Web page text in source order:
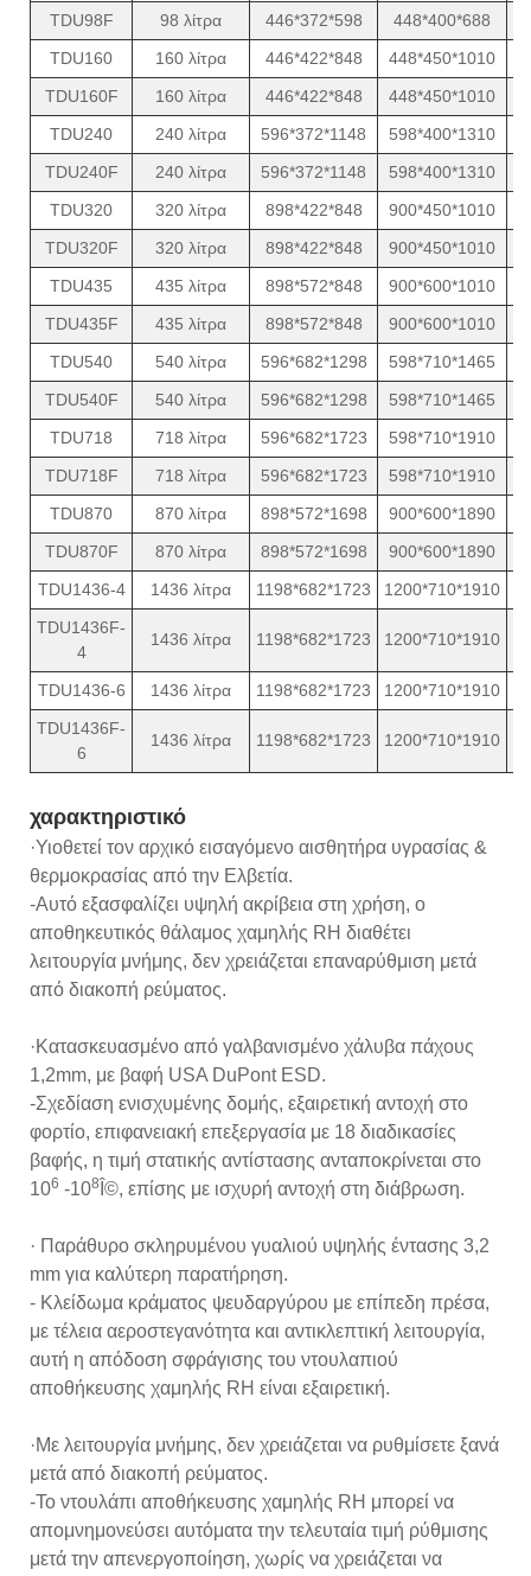
TDU98F
98 λίτρα 446*372*598 448*400*688
TDU160
160 λίτρα 446*422*848 448*450*1010
TDU160F
160 λίτρα 446*422*848 448*450*1010
TDU240
240 λίτρα 596*372*1148 598*400*1310
TDU240F
240 λίτρα 596*372*1148 598*400*1310
TDU320
320 λίτρα 898*422*848 900*450*1010
TDU320F
320 λίτρα 898*422*848 900*450*1010
TDU435
435 λίτρα 898*572*848 900*600*1010
TDU435F
435 λίτρα 898*572*848 900*600*1010
TDU540
540 λίτρα 596*682*1298 598*710*1465
TDU540F
540 λίτρα 596*682*1298 598*710*1465
TDU718
718 λίτρα 596*682*1723 598*710*1910
TDU718F
718 λίτρα 596*682*1723 598*710*1910
TDU870
870 λίτρα 898*572*1698 900*600*1890
TDU870F
870 λίτρα 898*572*1698 900*600*1890
TDU1436-4
1436 λίτρα 1198*682*1723 1200*710*1910
TDU1436F-
4
1436 λίτρα 1198*682*1723 1200*710*1910
TDU1436-6 1436 λίτρα 1198*682*1723 1200*710*1910
TDU1436F-
6
1436 λίτρα 1198*682*1723 1200*710*1910
χαρακτηριστικό
·Υιοθετεί τον αρχικό εισαγόμενο αισθητήρα υγρασίας &
θερμοκρασίας από την Ελβετία.
-Αυτό εξασφαλίζει υψηλή ακρίβεια στη χρήση, ο
αποθηκευτικός θάλαμος χαμηλής RH διαθέτει
λειτουργία μνήμης, δεν χρειάζεται επαναρύθμιση μετά
από διακοπή ρεύματος.
·Κατασκευασμένο από γαλβανισμένο χάλυβα πάχους
1,2mm, με βαφή USA DuPont ESD.
-Σχεδίαση ενισχυμένης δομής, εξαιρετική αντοχή στο
φορτίο, επιφανειακή επεξεργασία με 18 διαδικασίες
βαφής, η τιμή στατικής αντίστασης ανταποκρίνεται στο
106 -108 Î©, επίσης με ισχυρή αντοχή στη διάβρωση.
· Παράθυρο σκληρυμένου γυαλιού υψηλής έντασης 3,2
mm για καλύτερη παρατήρηση.
- Κλείδωμα κράματος ψευδαργύρου με επίπεδη πρέσα,
με τέλεια αεροστεγανότητα και αντικλεπτική λειτουργία,
αυτή η απόδοση σφράγισης του ντουλαπιού
αποθήκευσης χαμηλής RH είναι εξαιρετική.
·Με λειτουργία μνήμης, δεν χρειάζεται να ρυθμίσετε ξανά
μετά από διακοπή ρεύματος.
-Το ντουλάπι αποθήκευσης χαμηλής RH μπορεί να
απομνημονεύσει αυτόματα την τελευταία τιμή ρύθμισης
μετά την απενεργοποίηση, χωρίς να χρειάζεται να